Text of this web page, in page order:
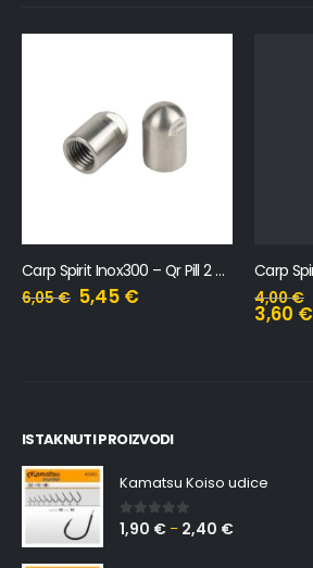
Carp Spirit Inox300 – Qr Pill 2 Pack
6,05€ 5,45 € 4,00€
3,60 €
ISTAKNUTI PROIZVODI
Kamatsu Koiso udice
0 out of 5
1,90 € – 2,40 €